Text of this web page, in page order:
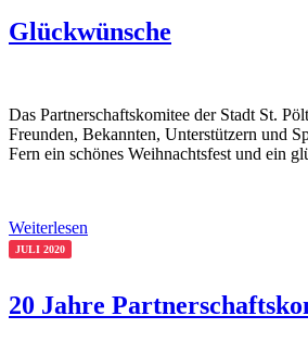
Glückwünsche
Das Partnerschaftskomitee der Stadt St.
Freunden, Bekannten, Unterstützern und
Fern ein schönes Weihnachtsfest und ein
Weiterlesen
JULI 2020
20 Jahre